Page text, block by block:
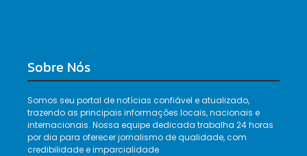
Sobre Nós
Somos seu portal de notícias confiável e atualizado,
trazendo as principais informações locais, nacionais e
internacionais. Nossa equipe dedicada trabalha 24 horas
por dia para oferecer jornalismo de qualidade, com
credibilidade e imparcialidade.